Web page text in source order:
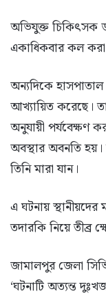
অভিযুক্ত চিকিৎসক
একাধিকবার কল
অন্যদিকে
আখ্যায়িত করেছে।
অনুযায়ী পর্যবেক্ষণ
অবস্থার অবনতি হয়।
তিনি মারা যান।
এ ঘটনায় স্থানীয়দের
তদারকি নিয়ে তীব্র
জামালপুর জেলা
‘ঘটনাটি অত্যন্ত